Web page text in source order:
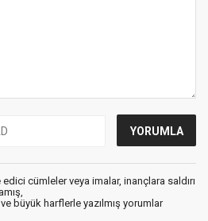
cümleler veya imalar, inançlara saldırı
büyük harflerle yazılmış yorumlar